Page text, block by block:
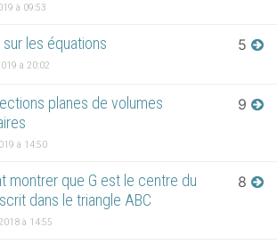
à 09:53
les équations
à 20:02
5
planes de volumes
à 14:50
9
montrer que G est le centre du
dans le triangle ABC
à 14:55
8